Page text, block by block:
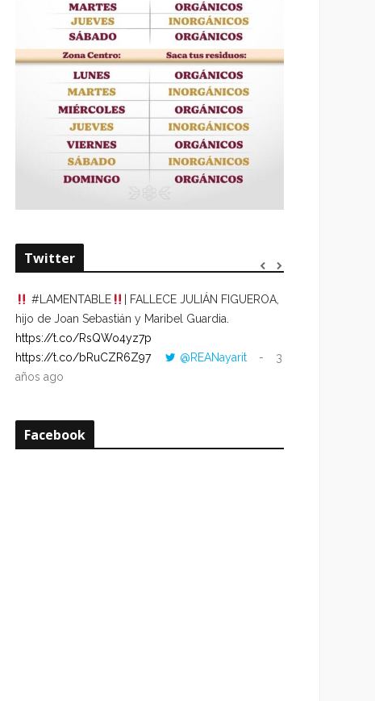
Twitter
#LAMENTABLE
| FALLECE JULIÁN FIGUEROA,
hijo de Joan Sebastián y Maribel Guardia.
https://t.co/RsQWo4yz7p
https://t.co/bRuCZR6Z97
@REANayarit
3
años ago
Facebook